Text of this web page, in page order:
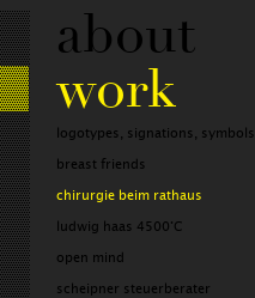
about
work
logotypes, signations, symbols
breast friends
chirurgie beim rathaus
ludwig haas 4500°C
open mind
scheipner steuerberater